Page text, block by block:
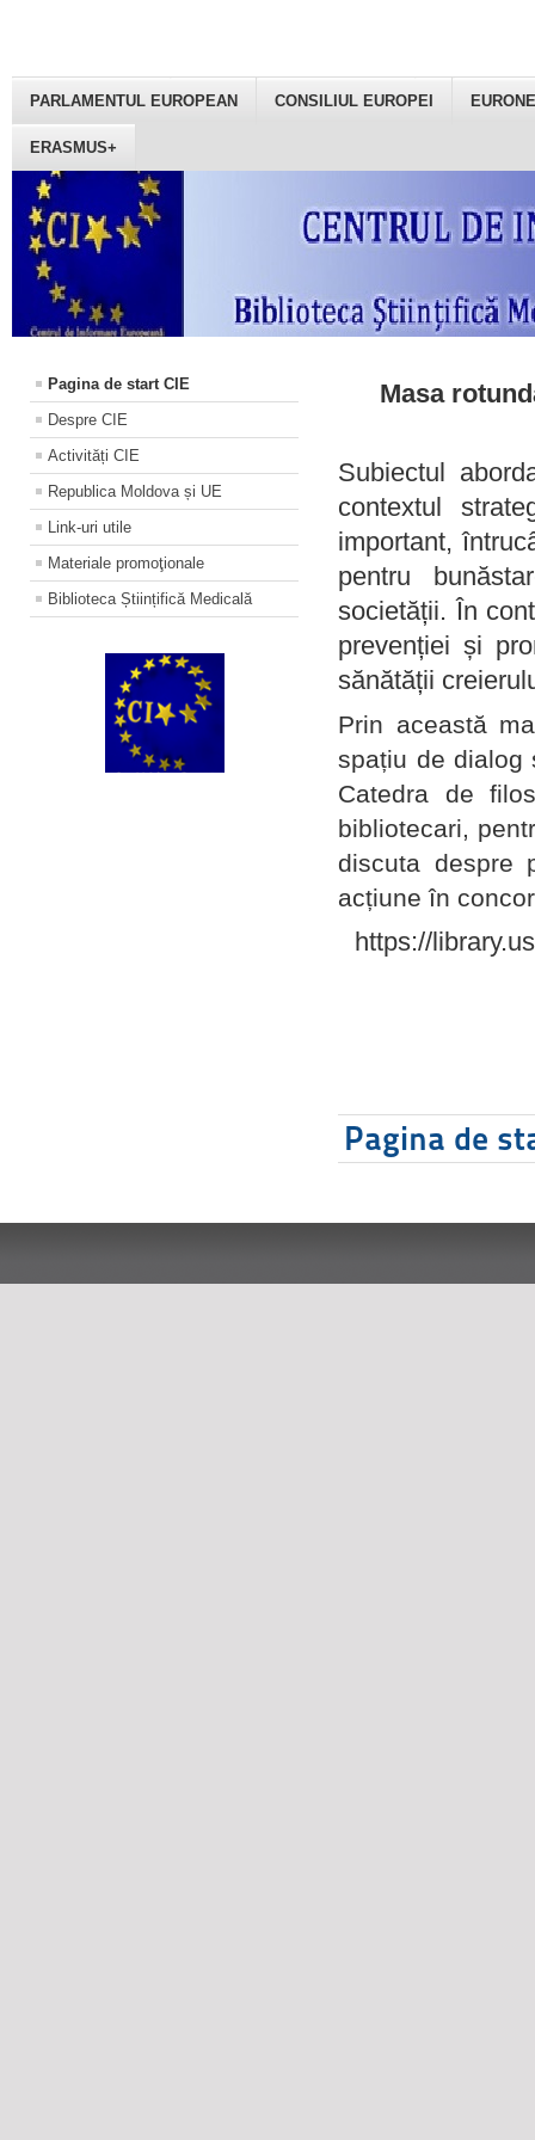
PARLAMENTUL EUROPEAN CONSILIUL EUROPEI
ERASMUS+
Pagina de start CIE
Despre CIE
Activități CIE
Republica Moldova și UE
Link-uri utile
Materiale promoţionale
Biblioteca Științifică Medicală
Masa
Subiectul
contextul
important,
pentru
societății. În
prevenției și
sănătății
Prin această
spațiu de dialog
Catedra de
bibliotecari,
discuta despre
acțiune în
https://
Pagina de